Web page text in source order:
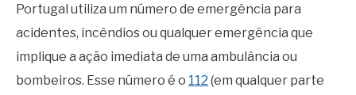
Portugal utiliza um número de emergência para
acidentes, incêndios ou qualquer emergência que
implique a ação imediata de uma ambulância ou
bombeiros. Esse número é o 112 (em qualquer parte